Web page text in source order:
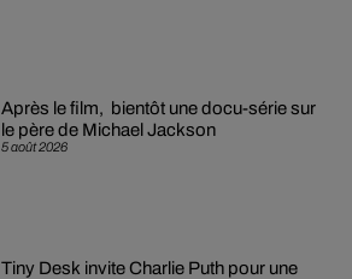
5 août 2026
Après le film, bientôt une docu-série sur
le père de Michael Jackson
Tiny Desk invite Charlie Puth pour une